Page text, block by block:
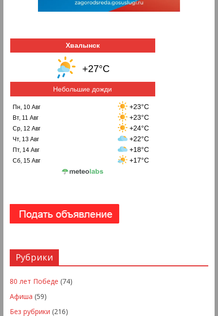
Хвалынск
+27°C
Небольшие дожди
Пн, 10 Авг +23°C
Вт, 11 Авг +23°C
Ср, 12 Авг +24°C
Чт, 13 Авг +22°C
Пт, 14 Авг +18°C
Сб, 15 Авг +17°C
Рубрики
80 лет Победе (74)
Афиша (59)
Без рубрики (216)